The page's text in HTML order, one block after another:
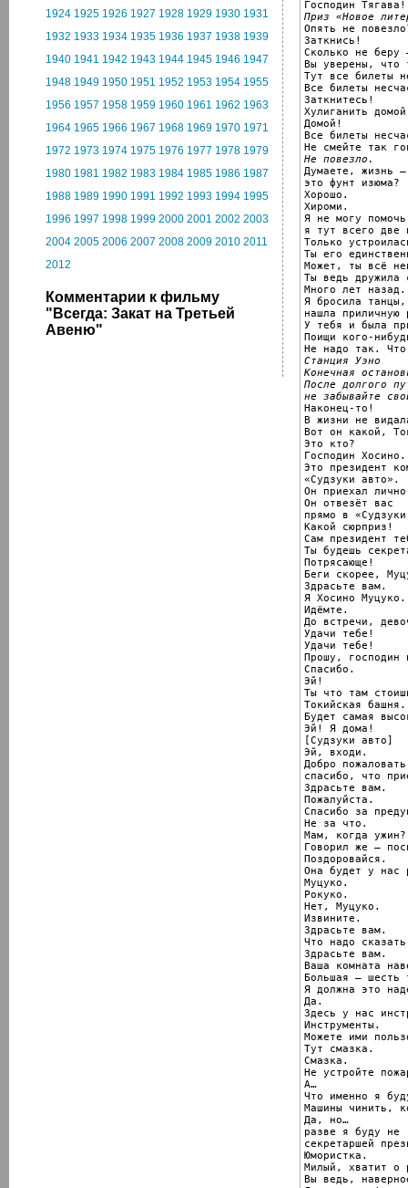
1924 1925 1926 1927 1928 1929 1930 1931
1932 1933 1934 1935 1936 1937 1938 1939
1940 1941 1942 1943 1944 1945 1946 1947
1948 1949 1950 1951 1952 1953 1954 1955
1956 1957 1958 1959 1960 1961 1962 1963
1964 1965 1966 1967 1968 1969 1970 1971
1972 1973 1974 1975 1976 1977 1978 1979
1980 1981 1982 1983 1984 1985 1986 1987
1988 1989 1990 1991 1992 1993 1994 1995
1996 1997 1998 1999 2000 2001 2002 2003
2004 2005 2006 2007 2008 2009 2010 2011
2012
Комментарии к фильму
"Всегда: Закат на Третьей
Авеню"
Приз «Новое
Опять не
Заткнись!
Сколько не беру
Вы уверены, что
Тут все билеты
Все билеты
Заткнитесь!
Хулиганить
Домой!
Все билеты
Не повезло.
Думаете, жизнь —
это фунт изюма?
Хорошо.
Хироми.
Я не могу
я тут всего две
Только
Ты его
Может, ты всё
Ты ведь дружила
Много лет назад.
Я бросила танцы,
нашла приличную
У тебя и была
Поищи кого-
Станция Уэно
Конечная
После долгого
не забывайте
Наконец-то!
В жизни не
Вот он какой,
Это кто?
Господин Хосино.
Это президент
«Судзуки авто».
Он приехал
Он отвезёт вас
прямо в
Какой сюрприз!
Сам президент
Ты будешь
Потрясающе!
Беги скорее,
Здрасьте вам.
Я Хосино Муцуко.
Идёмте.
До встречи,
Удачи тебе!
Удачи тебе!
Прошу, господин
Спасибо.
Эй!
Ты что там
Токийская башня.
Будет самая
Эй! Я дома!
[Судзуки авто]
Эй, входи.
Добро
спасибо, что
Здрасьте вам.
Пожалуйста.
Спасибо за
Не за что.
Мам, когда ужин?
Говорил же —
Поздоровайся.
Она будет у нас
Муцуко.
Рокуко.
Нет, Муцуко.
Извините.
Здрасьте вам.
Что надо
Здрасьте вам.
Ваша комната
Большая — шесть
Я должна это
Да.
Здесь у нас
Инструменты.
Можете ими
Тут смазка.
Смазка.
Не устройте
А…
Что именно я
Машины чинить,
Да, но…
разве я буду не
секретаршей
Юмористка.
Милый, хватит о
Вы ведь,